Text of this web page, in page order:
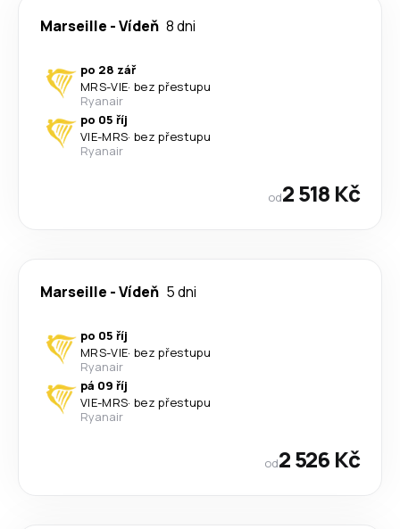
Marseille -Vídeň 8 dni
po 28 zář
MRS-VIE· bez přestupu
Ryanair
po 05 říj
VIE-MRS· bez přestupu
Ryanair
od2 518 Kč
Marseille -Vídeň 5 dni
po 05 říj
MRS-VIE· bez přestupu
Ryanair
pá 09 říj
VIE-MRS· bez přestupu
Ryanair
od2 526 Kč